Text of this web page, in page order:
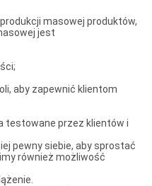
masowej produktów,
jest
aby zapewnić klientom
testowane przez klientów i
pewny siebie, aby sprostać
również możliwość